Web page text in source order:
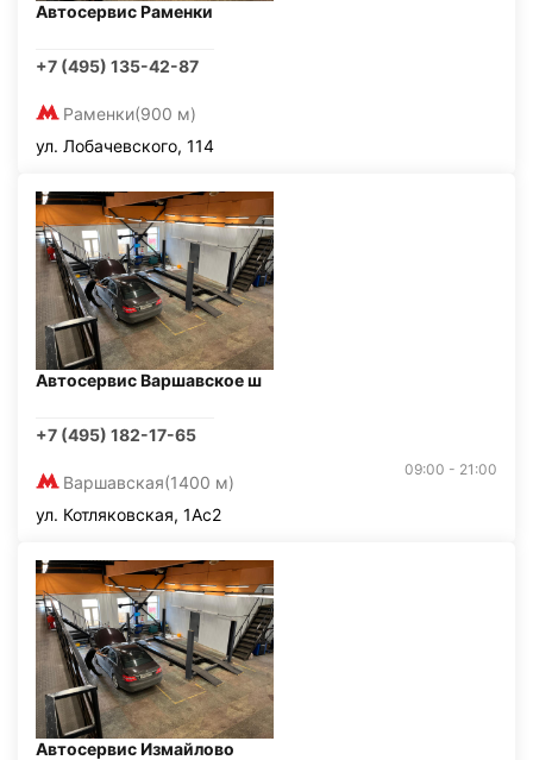
Автосервис Раменки
+7 (495) 135-42-87
Раменки(900 м)
ул. Лобачевского, 114
Автосервис Варшавское ш
+7 (495) 182-17-65
Варшавская(1400 м)
09:00 - 21:00
ул. Котляковская, 1Ас2
Автосервис Измайлово